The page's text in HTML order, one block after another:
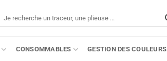
CONSOMMABLES GESTION DES COULEURS